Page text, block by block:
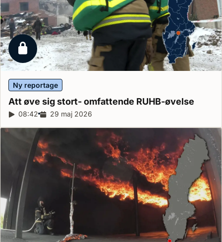
Låst reportage
Ny reportage
Att øve sig stort- omfattende RUHB-øvelse
Reportagelængde:
08:42 Udgivelsesdato:
29 maj 2026